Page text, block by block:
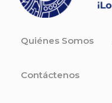
Quiénes Somos
Contáctenos